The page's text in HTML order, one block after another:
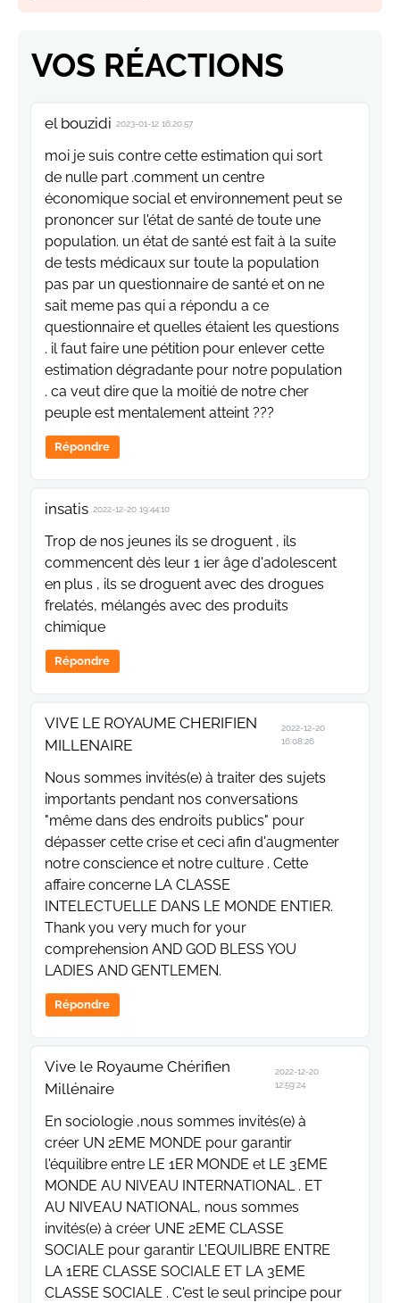
VOS RÉACTIONS
el bouzidi 2023-01-12 16:20:57
moi je suis contre cette estimation qui sort
de nulle part .comment un centre
économique social et environnement peut se
prononcer sur l'état de santé de toute une
population. un état de santé est fait à la suite
de tests médicaux sur toute la population
pas par un questionnaire de santé et on ne
sait meme pas qui a répondu a ce
questionnaire et quelles étaient les questions
. il faut faire une pétition pour enlever cette
estimation dégradante pour notre population
. ca veut dire que la moitié de notre cher
peuple est mentalement atteint ???
Répondre
insatis 2022-12-20 19:44:10
Trop de nos jeunes ils se droguent , ils
commencent dès leur 1 ier âge d'adolescent
en plus , ils se droguent avec des drogues
frelatés, mélangés avec des produits
chimique
Répondre
VIVE LE ROYAUME CHERIFIEN
MILLENAIRE
2022-12-20
16:08:26
Nous sommes invités(e) à traiter des sujets
importants pendant nos conversations
"même dans des endroits publics" pour
dépasser cette crise et ceci afin d'augmenter
notre conscience et notre culture . Cette
affaire concerne LA CLASSE
INTELECTUELLE DANS LE MONDE ENTIER.
Thank you very much for your
comprehension AND GOD BLESS YOU
LADIES AND GENTLEMEN.
Répondre
Vive le Royaume Chérifien
Millénaire
2022-12-20
12:59:24
En sociologie ,nous sommes invités(e) à
créer UN 2EME MONDE pour garantir
l'équilibre entre LE 1ER MONDE et LE 3EME
MONDE AU NIVEAU INTERNATIONAL . ET
AU NIVEAU NATIONAL, nous sommes
invités(e) à créer UNE 2EME CLASSE
SOCIALE pour garantir L'EQUILIBRE ENTRE
LA 1ERE CLASSE SOCIALE ET LA 3EME
CLASSE SOCIALE . C'est le seul principe pour